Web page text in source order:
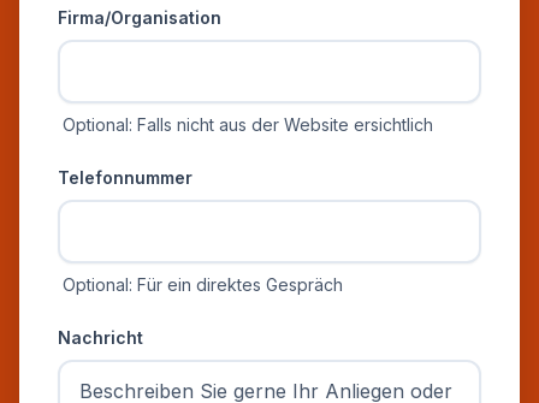
Firma/Organisation
Optional: Falls nicht aus der Website ersichtlich
Telefonnummer
Optional: Für ein direktes Gespräch
Nachricht